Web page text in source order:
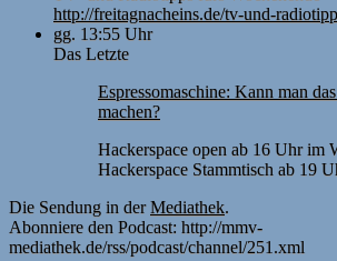
http://freitagnacheins.de/tv-und-
gg. 13:55 Uhr
Das Letzte
Espressomaschine: Kann man
machen?
Hackerspace open ab 16 Uhr im
Hackerspace Stammtisch ab 19
Die Sendung in derMediathek.
Abonniere den Podcast: http://mmv-
mediathek.de/rss/podcast/channel/251.xml